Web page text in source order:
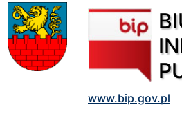
www.bip.gov.pl